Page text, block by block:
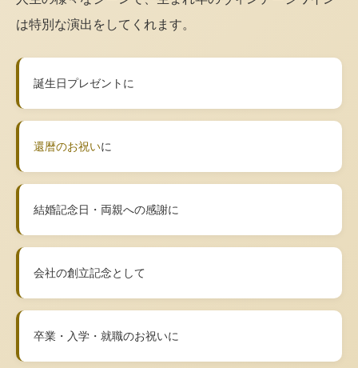
は特別な演出をしてくれます。
誕生日プレゼントに
還暦のお祝いに
結婚記念日・両親への感謝に
会社の創立記念として
卒業・入学・就職のお祝いに